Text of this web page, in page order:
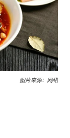
图片来源：网络